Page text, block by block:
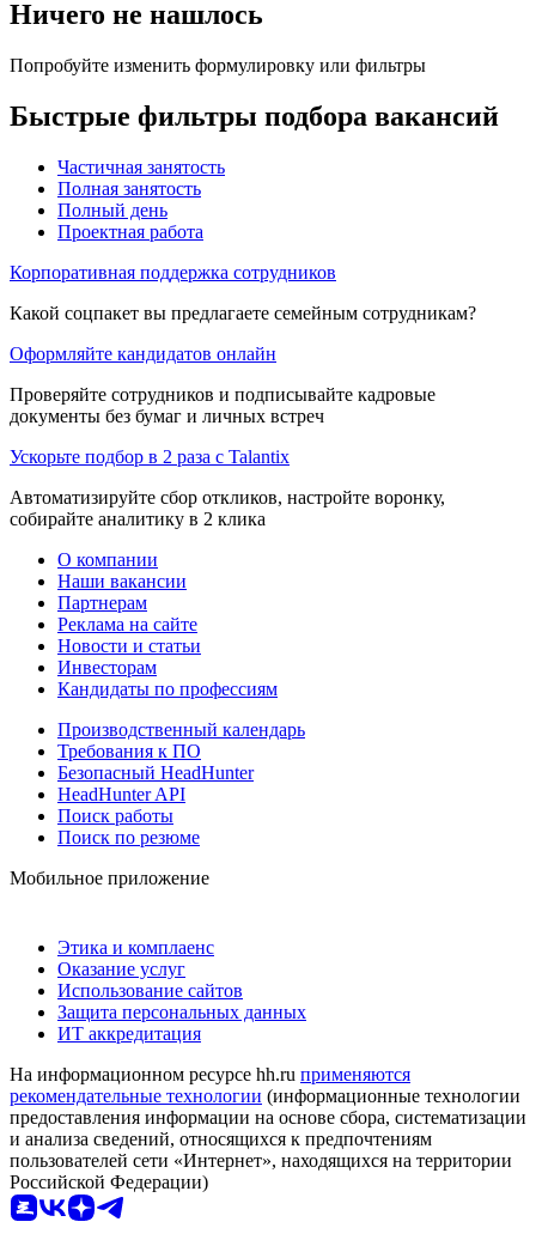
Ничего не нашлось
Попробуйте изменить формулировку или фильтры
Быстрые фильтры подбора вакансий
Частичная занятость
Полная занятость
Полный день
Проектная работа
Корпоративная поддержка сотрудников
Какой соцпакет вы предлагаете семейным сотрудникам?
Оформляйте кандидатов онлайн
Проверяйте сотрудников и подписывайте кадровые
документы без бумаг и личных встреч
Ускорьте подбор в 2 раза с Talantix
Автоматизируйте сбор откликов, настройте воронку,
собирайте аналитику в 2 клика
О компании
Наши вакансии
Партнерам
Реклама на сайте
Новости и статьи
Инвесторам
Кандидаты по профессиям
Производственный календарь
Требования к ПО
Безопасный HeadHunter
HeadHunter API
Поиск работы
Поиск по резюме
Мобильное приложение
Этика и комплаенс
Оказание услуг
Использование сайтов
Защита персональных данных
ИТ аккредитация
На информационном ресурсе hh.ru применяются
рекомендательные технологии (информационные технологии
предоставления информации на основе сбора, систематизации
и анализа сведений, относящихся к предпочтениям
пользователей сети «Интернет», находящихся на территории
Российской Федерации)